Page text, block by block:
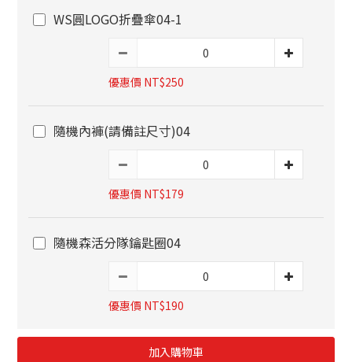
WS圓LOGO折疊傘04-1
優惠價 NT$250
隨機內褲(請備註尺寸)04
優惠價 NT$179
隨機森活分隊鑰匙圈04
優惠價 NT$190
加入購物車